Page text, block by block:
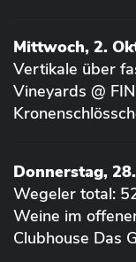
Mittwoch, 2.
Vertikale über
Vineyards @
Donnerstag,
Wegeler total:
Weine im
Clubhouse Das